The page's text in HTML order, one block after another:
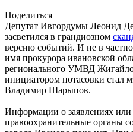
Поделиться
Депутат Ивгордумы Леонид
засветился в грандиозном
версию событий. И не в
имя прокурора ивановской
регионального УМВД
инициатором потасовки стал
Владимир Шарыпов.
Информации о заявлениях или
правоохранительные органы